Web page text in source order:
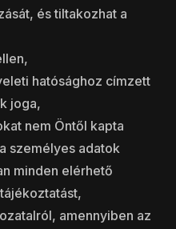
és tiltakozhat a
hatósághoz címzett
joga,
nem Öntől kapta
személyes adatok
minden elérhető
amennyiben az